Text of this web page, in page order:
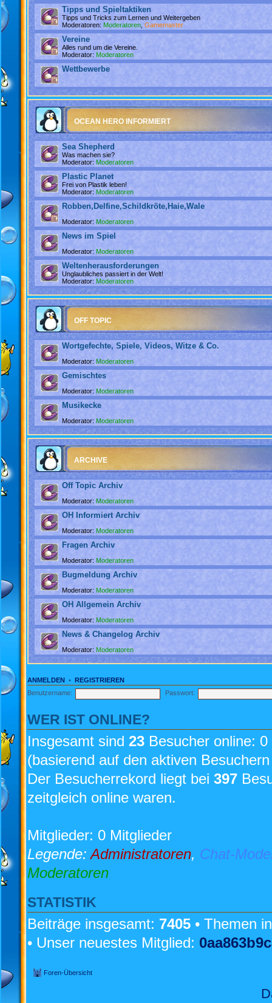
Tipps und Spieltaktiken
Tipps und Tricks zum Lernen und Weitergeben
Moderatoren: Moderatoren Gamemaster
Vereine
Alles rund um die Vereine.
Moderator: Moderatoren
Wettbewerbe
OCEAN HERO INFORMIERT
Sea Shepherd
Was machen sie?
Moderator: Moderatoren
Plastic Planet
Frei von Plastik leben!
Moderator: Moderatoren
Robben,Delfine,Schildkröte,Haie,Wale
Moderator: Moderatoren
News im Spiel
Moderator: Moderatoren
Weltenherausforderungen
Unglaubliches passiert in der Welt!
Moderator: Moderatoren
OFF TOPIC
Wortgefechte, Spiele, Videos, Witze & Co.
Moderator: Moderatoren
Gemischtes
Moderator: Moderatoren
Musikecke
Moderator: Moderatoren
ARCHIVE
Off Topic Archiv
Moderator: Moderatoren
OH Informiert Archiv
Moderator: Moderatoren
Fragen Archiv
Moderator: Moderatoren
Bugmeldung Archiv
Moderator: Moderatoren
OH Allgemein Archiv
Moderator: Moderatoren
News & Changelog Archiv
Moderator: Moderatoren
ANMELDEN • REGISTRIEREN
Benutzername:
Passwort:
WER IST ONLINE?
Insgesamt sind 23 Besucher online:
(basierend auf den aktiven
Der Besucherrekord liegt bei 397
zeitgleich online waren.
Mitglieder: 0 Mitglieder
Legende:Administratoren, Chat-
Moderatoren
STATISTIK
Beiträge insgesamt: 7405 • Themen
• Unser neuestes Mitglied:
Foren-Übersicht